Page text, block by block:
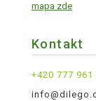
mapa zde
Kontakt
+420 777 961